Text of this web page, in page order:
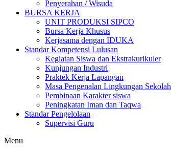
Penyerahan / Wisuda
BURSA KERJA
UNIT PRODUKSI SIPCO
Bursa Kerja Khusus
Kerjasama dengan IDUKA
Standar Kompetensi Lulusan
Kegiatan Siswa dan Ekstrakurikuler
Kunjungan Industri
Praktek Kerja Lapangan
Masa Pengenalan Lingkungan Sekolah
Pembinaan Karakter siswa
Peningkatan Iman dan Taqwa
Standar Pengelolaan
Supervisi Guru
Menu